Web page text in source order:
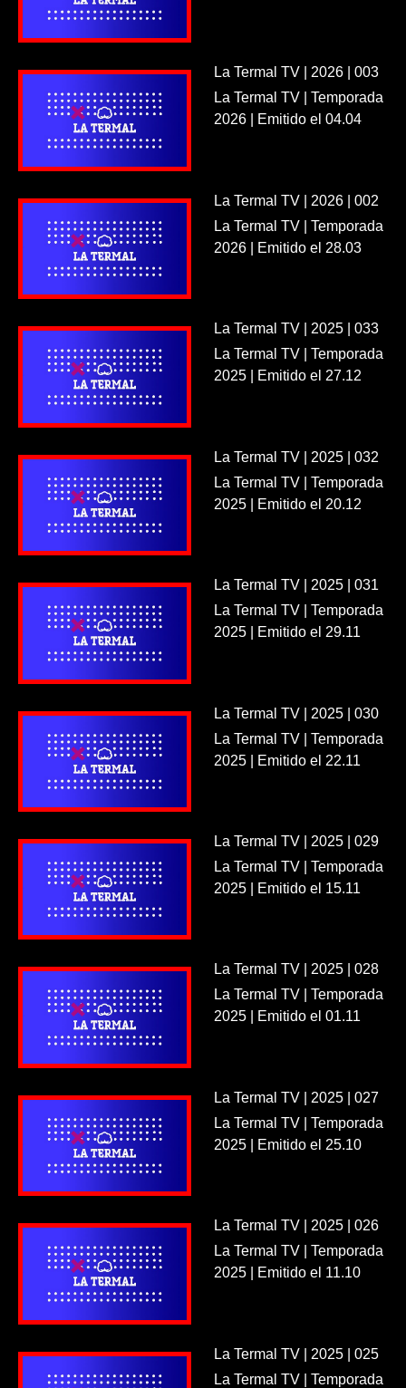
La Termal TV | 2026 | 003
La Termal TV | Temporada
2026 | Emitido el 04.04
La Termal TV | 2026 | 002
La Termal TV | Temporada
2026 | Emitido el 28.03
La Termal TV | 2025 | 033
La Termal TV | Temporada
2025 | Emitido el 27.12
La Termal TV | 2025 | 032
La Termal TV | Temporada
2025 | Emitido el 20.12
La Termal TV | 2025 | 031
La Termal TV | Temporada
2025 | Emitido el 29.11
La Termal TV | 2025 | 030
La Termal TV | Temporada
2025 | Emitido el 22.11
La Termal TV | 2025 | 029
La Termal TV | Temporada
2025 | Emitido el 15.11
La Termal TV | 2025 | 028
La Termal TV | Temporada
2025 | Emitido el 01.11
La Termal TV | 2025 | 027
La Termal TV | Temporada
2025 | Emitido el 25.10
La Termal TV | 2025 | 026
La Termal TV | Temporada
2025 | Emitido el 11.10
La Termal TV | 2025 | 025
La Termal TV | Temporada